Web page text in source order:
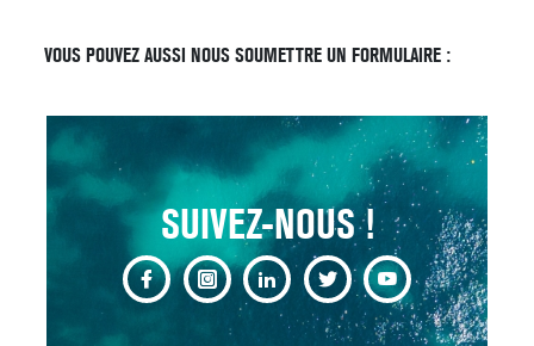
VOUS POUVEZ AUSSI NOUS SOUMETTRE UN FORMULAIRE :
SUIVEZ-NOUS !
POUR TOUTES LES
INSUFFISANCE
CARDIAQUE : LES
SIGNAUX D’ALERTE
AVANT… LA MORT